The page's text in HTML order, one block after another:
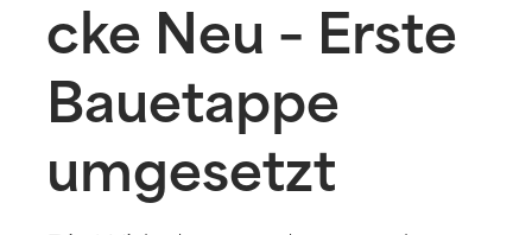
cke Neu – Erste
Bauetappe
umgesetzt